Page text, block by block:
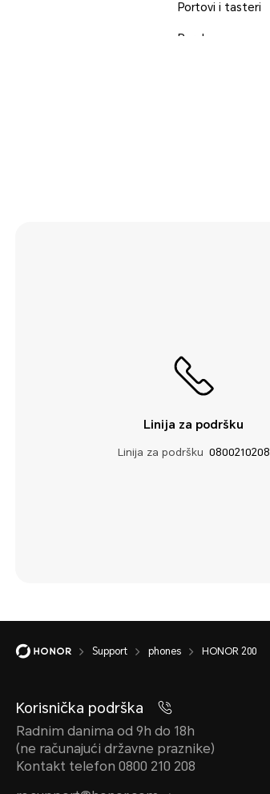
Portovi i tasteri
Poruke
Linija za podršku
Linija za podršku 0800210208
Support phones HONOR 200
Korisnička podrška
Radnim danima od 9h do 18h
(ne računajući državne praznike)
Kontakt telefon 0800 210 208